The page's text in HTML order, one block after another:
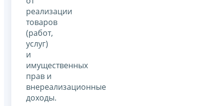
реализации
товаров
(работ,
услуг)
и
имущественных
прав и
внереализационные
доходы.